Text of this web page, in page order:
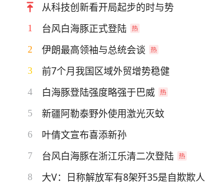
从科技创新看开局起步的时与势
1 台风白海豚正式登陆
2 伊朗最高领袖与总统会谈
3 前7个月我国区域外贸增势稳健
4 白海豚登陆强度略强于巴威
5 新疆阿勒泰野外使用激光灭蚊
6 叶倩文宣布喜添新孙
7 台风白海豚在浙江乐清二次登陆
8 大V：日称解放军有8架歼35是自欺欺人